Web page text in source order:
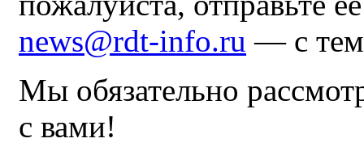
news@rdt-info.ru — с
Мы обязательно
с вами!